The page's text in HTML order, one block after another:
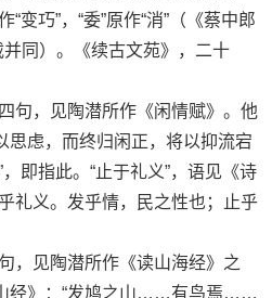
变巧”，“委”原作“消”（《蔡中郎
同）。《续古文苑》，二十
，见陶潜所作《闲情赋》。他
思虑，而终归闲正，将以抑流宕
即指此。“止于礼义”，语见《诗
礼义。发乎情，民之性也；止乎
见陶潜所作《读山海经》之
经》：“发鸠之山……有鸟焉……